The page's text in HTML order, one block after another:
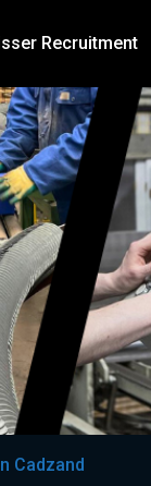
Recruitment
Cadzand